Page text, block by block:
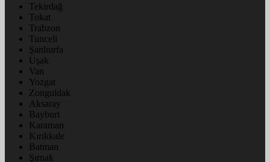
Tekirdağ
Tokat
Trabzon
Tunceli
Şanlıurfa
Uşak
Van
Yozgat
Zonguldak
Aksaray
Bayburt
Karaman
Kırıkkale
Batman
Şırnak